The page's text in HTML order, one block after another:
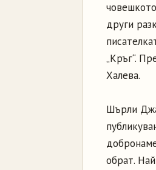
други
„Кръг“.
Халева.
Шърли
обрат.